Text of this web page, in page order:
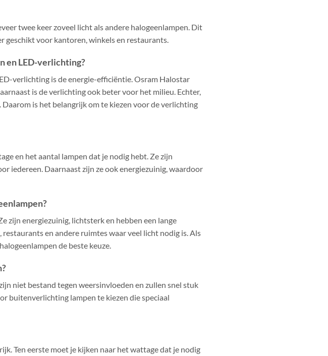
twee keer zoveel licht als andere halogeenlampen. Dit
geschikt voor kantoren, winkels en restaurants.
en LED-verlichting?
verlichting is de energie-efficiëntie. Osram Halostar
is de verlichting ook beter voor het milieu. Echter,
is het belangrijk om te kiezen voor de verlichting
en het aantal lampen dat je nodig hebt. Ze zijn
iedereen. Daarnaast zijn ze ook energiezuinig, waardoor
zijn energiezuinig, lichtsterk en hebben een lange
en andere ruimtes waar veel licht nodig is. Als
de beste keuze.
niet bestand tegen weersinvloeden en zullen snel stuk
buitenverlichting lampen te kiezen die speciaal
Ten eerste moet je kijken naar het wattage dat je nodig